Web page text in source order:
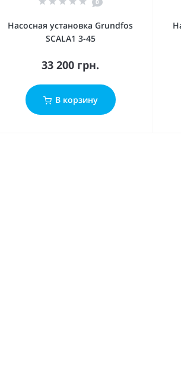
0
Насосная установка Grundfos
SCALA1 3-45
33 200 грн.
В корзину